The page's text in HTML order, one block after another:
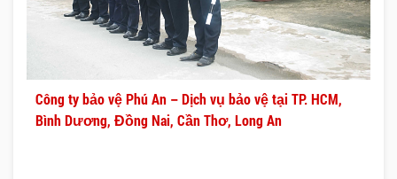
Công ty bảo vệ Phú An – Dịch vụ bảo vệ tại TP. HCM,
Bình Dương, Đồng Nai, Cần Thơ, Long An